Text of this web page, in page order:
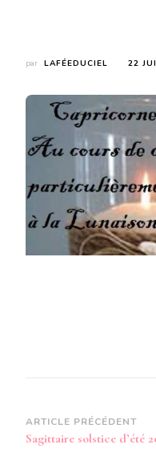
par LAFÉEDUCIEL 22
Navigation
d’article
ARTICLE PRÉCÉDENT
Sagittaire solstice d’été